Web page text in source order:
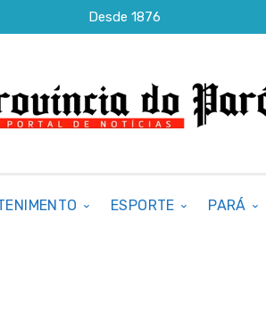
Desde 1876
ESPORTE PARÁ